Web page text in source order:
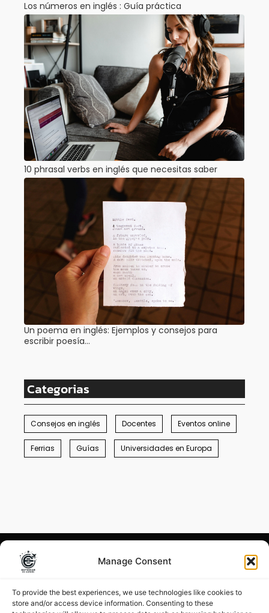
Manage Consent
To provide the best experiences, we use technologies like cookies to
store and/or access device information. Consenting to these
Los números en inglés : Guía práctica
10 phrasal verbs en inglés que necesitas saber
Un poema en inglés: Ejemplos y consejos para
escribir poesía…
Categorias
Consejos en inglés Docentes Eventos online
Ferrias Guías Universidades en Europa